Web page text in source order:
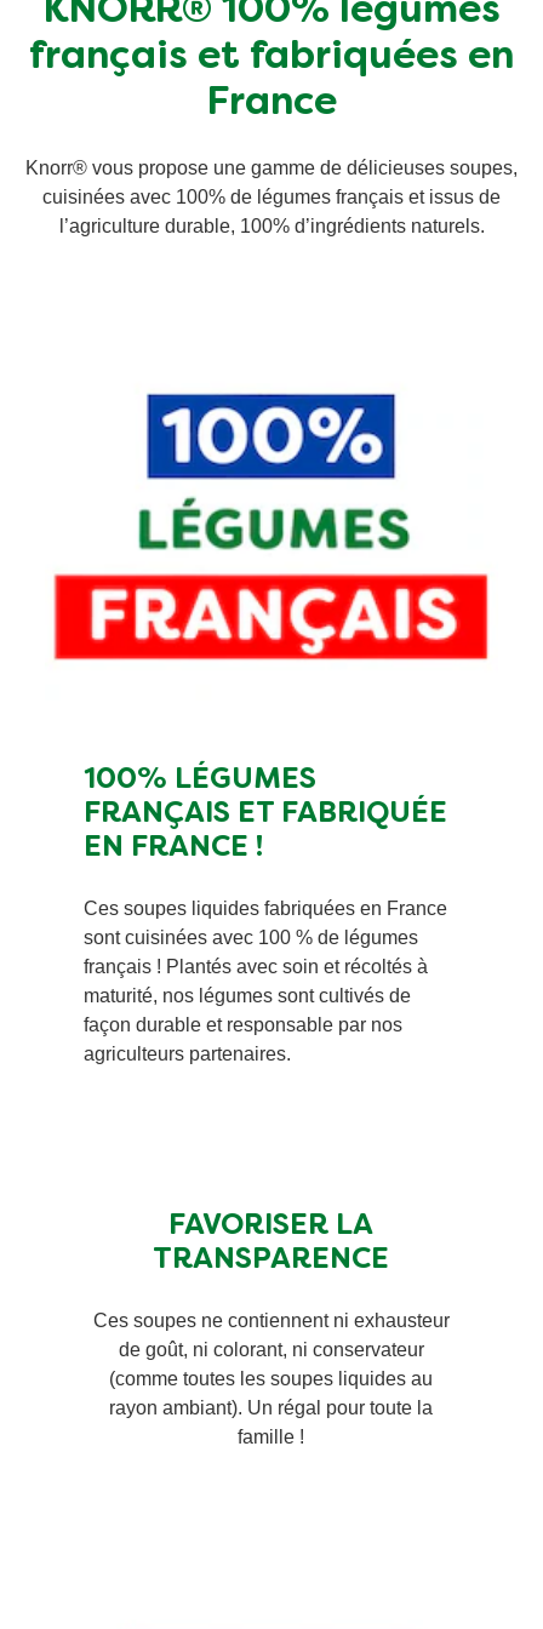
Végétarien
KNORR® 100% légumes
français et fabriquées en
France
Knorr® vous propose une gamme de délicieuses soupes,
cuisinées avec 100% de légumes français et issus de
l’agriculture durable, 100% d’ingrédients naturels.
100% LÉGUMES
FRANÇAIS ET FABRIQUÉE
EN FRANCE !
Ces soupes liquides fabriquées en France
sont cuisinées avec 100 % de légumes
français ! Plantés avec soin et récoltés à
maturité, nos légumes sont cultivés de
façon durable et responsable par nos
agriculteurs partenaires.
FAVORISER LA
TRANSPARENCE
Ces soupes ne contiennent ni exhausteur
de goût, ni colorant, ni conservateur
(comme toutes les soupes liquides au
rayon ambiant). Un régal pour toute la
famille !